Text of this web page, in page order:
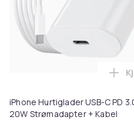
iPhone Hurtiglader USB-C PD
20W Strømadapter + Kabel